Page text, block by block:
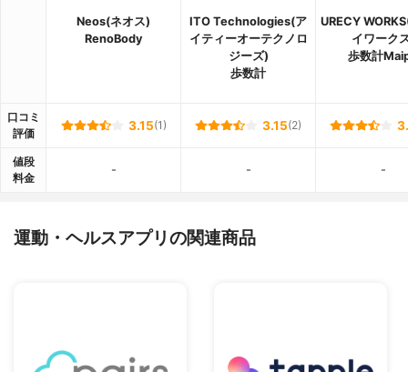
Neos(ネオス)
RenoBody
ITO Technologies(ア
イティーオーテクノロ
ジーズ)
歩数計
URECY
イワーク
歩数計
口コミ
評価
3.15(1) 3.15(2)
値段
料金
- - -
運動・ヘルスアプリの関連商品